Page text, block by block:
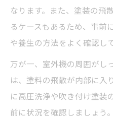
なります。また、塗装の飛
るケースもあるため、事前
や養生の方法をよく確認し
万が一、室外機の周囲がし
は、塗料の飛散が内部に入
に高圧洗浄や吹き付け塗装
前に状況を確認しましょう